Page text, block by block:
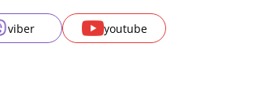
viber youtube